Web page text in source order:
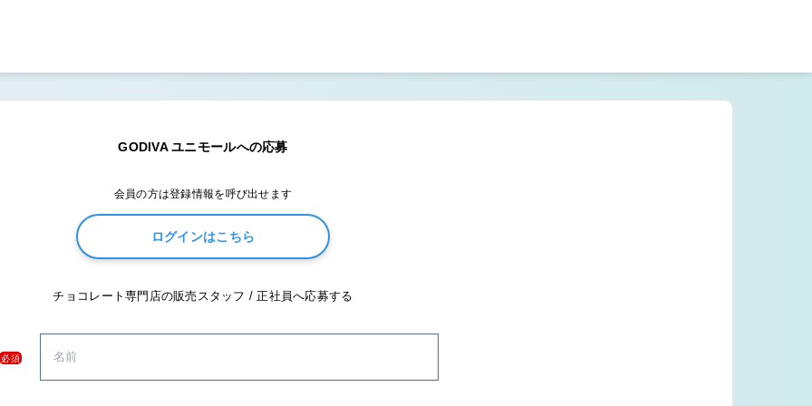
GODIVA ユニモールへの応募
会員の方は登録情報を呼び出せます
ログインはこちら
チョコレート専門店の販売スタッフ / 正社員へ応募する
必須